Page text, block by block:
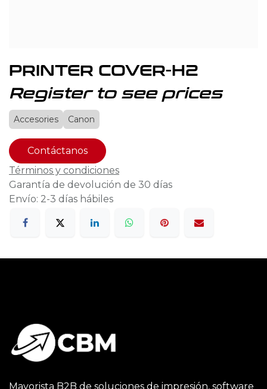
PRINTER COVER-H2
Register to see prices
Accesories Canon
Contáctanos
Términos y condiciones
Garantía de devolución de 30 días
Envío: 2-3 días hábiles
Mayorista B2B de soluciones de impresión, software